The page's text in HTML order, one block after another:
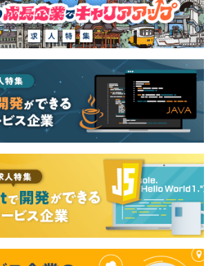
月・12月）
（3月）
月）
、社員と評価・実績をすりあわせた上
ンジニアの頑張りを公平に評価します！
康保険・厚生年金加入・雇用保険・労災
ェア健康保険組合加入